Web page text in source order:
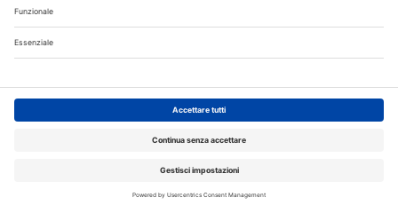
Iscriviti alla Newsletter